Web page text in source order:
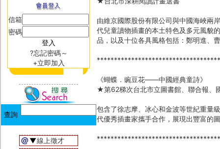
信箱
密碼
?忘記密碼～
+立即加入
▼線上徵才
由維京國際股份有限公司與中國海峽兩
代兒童讀物插畫的本土特色及多元風貌
品，以及十位各具風格包括：鄭明進、
《蝴蝶．豌豆花——中國經典童詩》
★第62梯次台北市立圖書館、聯合報、
包含了徐志摩、冰心和金波等世紀重量
代優秀插畫家攜手合作，展現出豐富的